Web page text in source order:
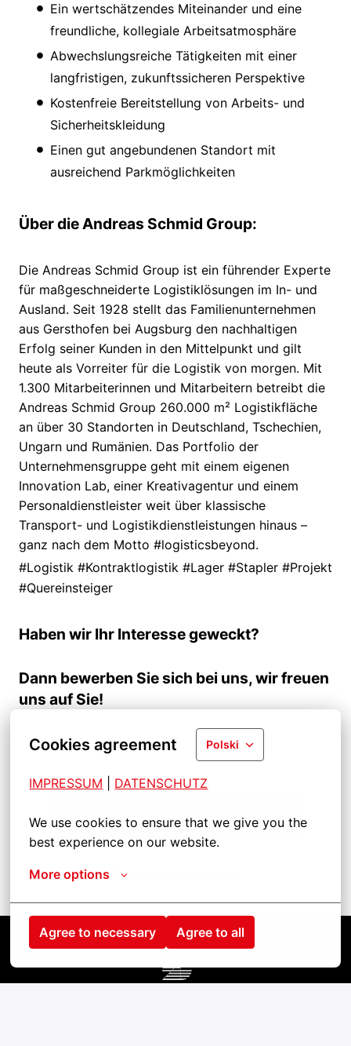
Cookies agreement Polski
IMPRESSUM DATENSCHUTZ
We use cookies to ensure that we give you the
best experience on our website.
More options
Agree to necessary Agree to all
Ein wertschätzendes Miteinander und eine
freundliche, kollegiale Arbeitsatmosphäre
Abwechslungsreiche Tätigkeiten mit einer
langfristigen, zukunftssicheren Perspektive
Kostenfreie Bereitstellung von Arbeits- und
Sicherheitskleidung
Einen gut angebundenen Standort mit
ausreichend Parkmöglichkeiten
Über die Andreas Schmid Group:
Die Andreas Schmid Group ist ein führender Experte
für maßgeschneiderte Logistiklösungen im In- und
Ausland. Seit 1928 stellt das Familienunternehmen
aus Gersthofen bei Augsburg den nachhaltigen
Erfolg seiner Kunden in den Mittelpunkt und gilt
heute als Vorreiter für die Logistik von morgen. Mit
1.300 Mitarbeiterinnen und Mitarbeitern betreibt die
Andreas Schmid Group 260.000 m² Logistikfläche
an über 30 Standorten in Deutschland, Tschechien,
Ungarn und Rumänien. Das Portfolio der
Unternehmensgruppe geht mit einem eigenen
Innovation Lab, einer Kreativagentur und einem
Personaldienstleister weit über klassische
Transport- und Logistikdienstleistungen hinaus –
ganz nach dem Motto #logisticsbeyond.
#Logistik #Kontraktlogistik #Lager #Stapler #Projekt
#Quereinsteiger
Haben wir Ihr Interesse geweckt?
Dann bewerben Sie sich bei uns, wir freuen
uns auf Sie!
Кандидатствайте
Разделяне на работа
Strona główna